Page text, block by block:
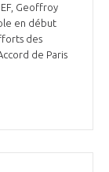
Geoffroy
en début
des
de Paris